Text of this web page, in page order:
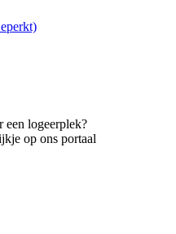
een logeerplek?
op ons portaal